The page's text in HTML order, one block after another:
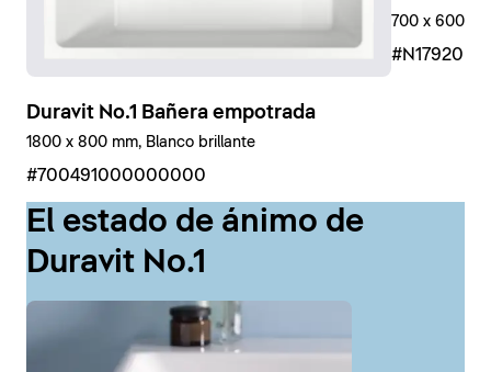
Duravit No.1 Bañera empotrada
1800 x 800 mm, Blanco brillante
#700491000000000
700 x 600
El estado de ánimo de
Duravit No.1